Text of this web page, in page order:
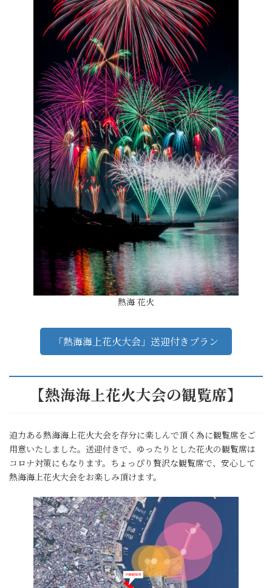
熱海 花火
「熱海海上花火大会」送迎付きプラン
【熱海海上花火大会の観覧席】
迫力ある熱海海上花火大会を存分に楽しんで頂く為に観覧席をご
用意いたしました。送迎付きで、ゆったりとした花火の観覧席は
コロナ対策にもなります。ちょっぴり贅沢な観覧席で、安心して
熱海海上花火大会をお楽しみ頂けます。